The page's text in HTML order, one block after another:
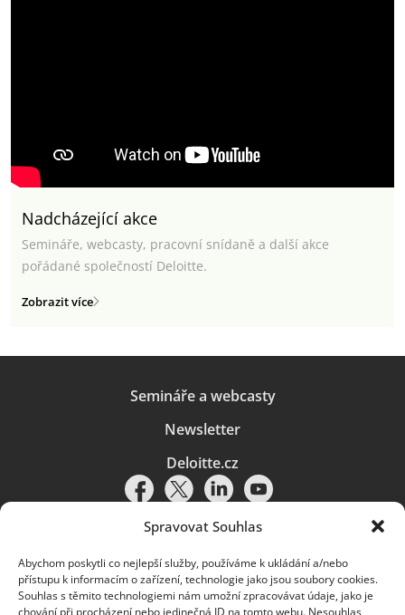
Spravovat Souhlas
Abychom poskytli co nejlepší služby, používáme k ukládání a/nebo
přístupu k informacím o zařízení, technologie jako jsou soubory cookies.
Souhlas s těmito technologiemi nám umožní zpracovávat údaje, jako je
chování při procházení nebo jedinečná ID na tomto webu. Nesouhlas
Nadcházející akce
Semináře, webcasty, pracovní snídaně a další akce
pořádané společností Deloitte.
Zobrazit více
Semináře a webcasty
Newsletter
Deloitte.cz
Pravidla používání|Ochrana osobních údajů|Soubory cookies |
Deloitte.cz